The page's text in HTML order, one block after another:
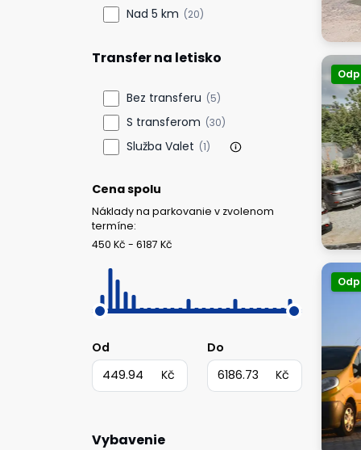
Nad 5 km (20)
Transfer na letisko
Bez transferu (5)
S transferom (30)
Služba Valet (1)
Cena spolu
Náklady na parkovanie v zvolenom
termíne:
450 Kč - 6187 Kč
Od
Kč
Do
Kč
Vybavenie